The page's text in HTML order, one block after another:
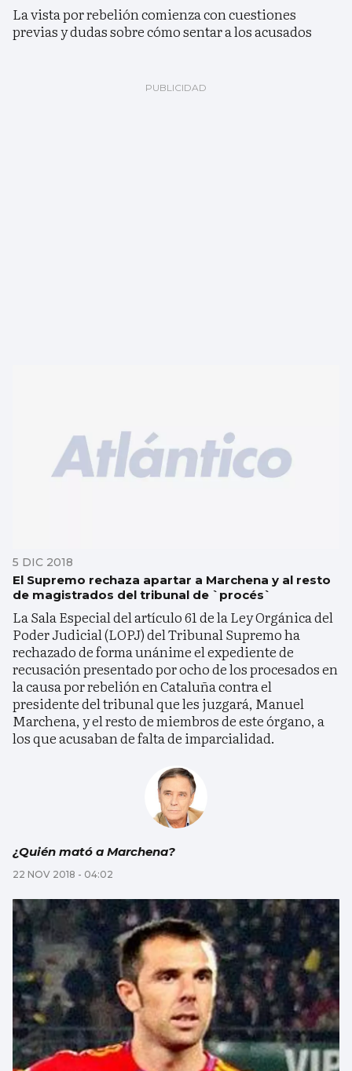
La vista por rebelión comienza con cuestiones
previas y dudas sobre cómo sentar a los acusados
5 DIC 2018
El Supremo rechaza apartar a Marchena y al resto
de magistrados del tribunal de `procés`
La Sala Especial del artículo 61 de la Ley Orgánica del
Poder Judicial (LOPJ) del Tribunal Supremo ha
rechazado de forma unánime el expediente de
recusación presentado por ocho de los procesados en
la causa por rebelión en Cataluña contra el
presidente del tribunal que les juzgará, Manuel
Marchena, y el resto de miembros de este órgano, a
los que acusaban de falta de imparcialidad.
¿Quién mató a Marchena?
22 NOV 2018 - 04:02